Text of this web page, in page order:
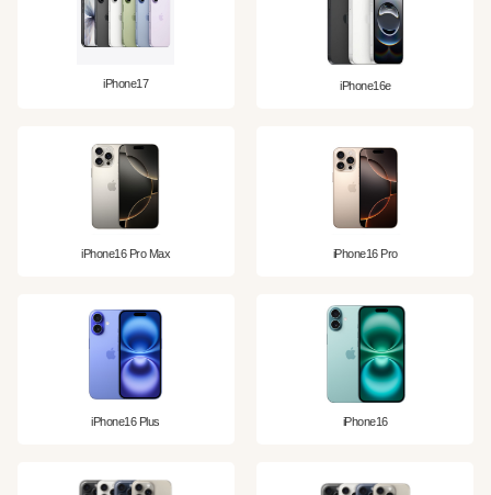
iPhone17 iPhone16e
iPhone16 Pro Max iPhone16 Pro
iPhone16 Plus iPhone16